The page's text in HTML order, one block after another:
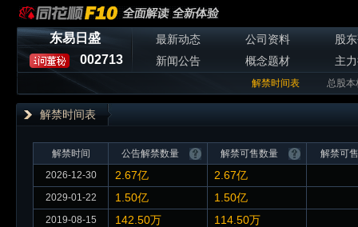
东易日盛
002713
最新动态 公司资料
股
新闻公告
概念题材 主
解禁时间表 总股本
解禁时间表
解禁时间 公告解禁数量 解禁可售数量
解禁可
2026-12-30
2.67亿 2.67亿
2029-01-22 1.50亿 1.50亿
2019-08-15 142.50万 114.50万